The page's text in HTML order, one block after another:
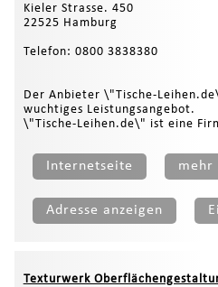
Kieler Strasse. 450
22525 Hamburg
Telefon: 0800 3838380
Der Anbieter \"Tische-
wuchtiges Leistungsangebot.
\"Tische-Leihen.de\" ist eine
Internetseite mehr
Adresse anzeigen
Texturwerk